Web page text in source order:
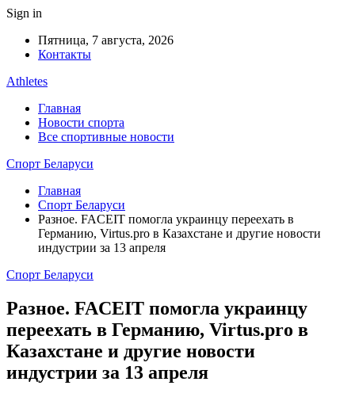
Sign in
Пятница, 7 августа, 2026
Контакты
Athletes
Главная
Новости спорта
Все спортивные новости
Спорт Беларуси
Главная
Спорт Беларуси
Разное. FACEIT помогла украинцу переехать в
Германию, Virtus.pro в Казахстане и другие новости
индустрии за 13 апреля
Спорт Беларуси
Разное. FACEIT помогла украинцу
переехать в Германию, Virtus.pro в
Казахстане и другие новости
индустрии за 13 апреля